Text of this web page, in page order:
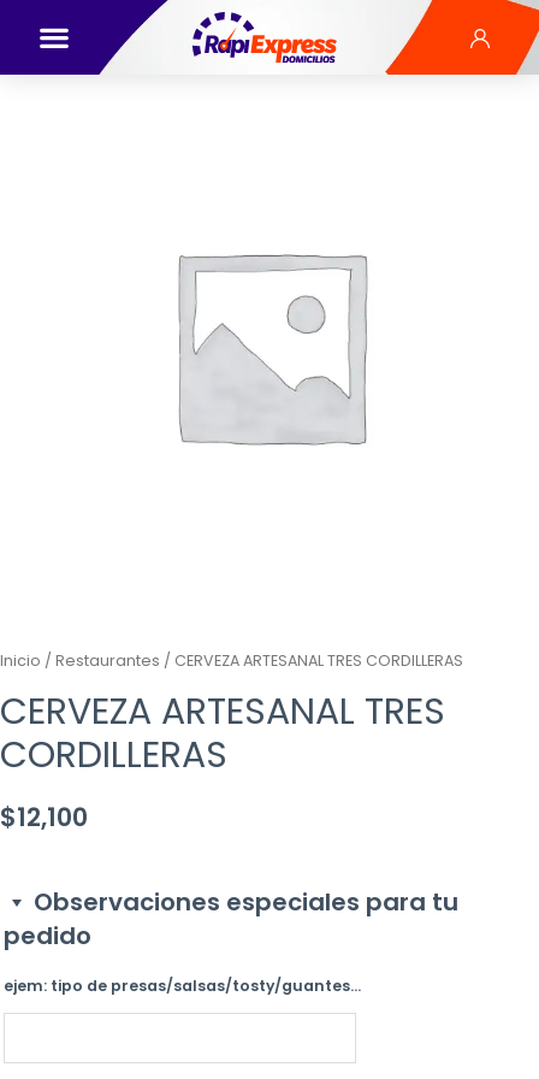
Inicio / Restaurantes / CERVEZA ARTESANAL TRES CORDILLERAS
CERVEZA ARTESANAL TRES
CORDILLERAS
$12,100
Observaciones especiales para tu
pedido
ejem: tipo de presas/salsas/tosty/guantes...